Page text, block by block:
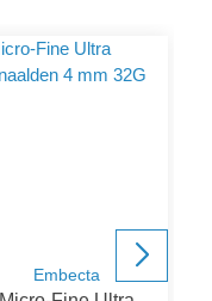
Embecta